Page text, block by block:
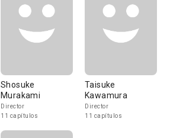
Shosuke
Murakami
Director
11 capítulos
Taisuke
Kawamura
Director
11 capítulos